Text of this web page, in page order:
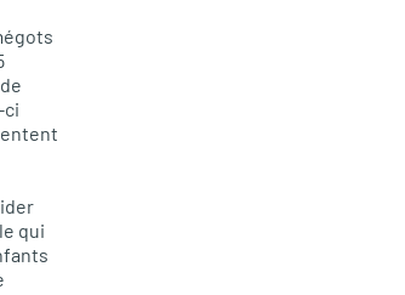
ci
qui